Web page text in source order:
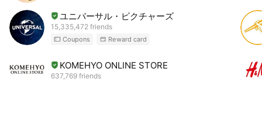
ユニバーサル・ピクチャーズ
15,335,472 friends
Coupons Reward card
KOMEHYO ONLINE STORE
637,769 friends